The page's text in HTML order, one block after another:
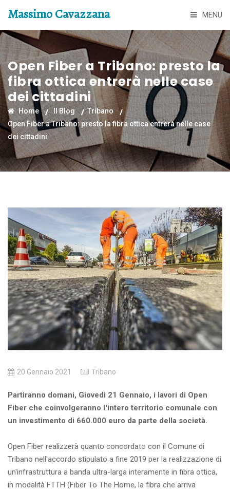
Massimo Cavazzana MENU
Open Fiber a Tribano: presto la
fibra ottica entrerà nelle case
dei cittadini
Home Il Blog
Tribano
Open Fiber a Tribano: presto la fibra ottica entrerà nelle case
dei cittadini
20 Gennaio 2021 Tribano
Partiranno domani, Giovedì 21 Gennaio, i lavori di Open
Fiber che coinvolgeranno l'intero territorio comunale con
un investimento di 660.000 euro da parte della società.
Open Fiber realizzerà quanto concordato con il Comune di
Tribano nell'accordo stipulato a fine 2019 per la realizzazione di
un'infrastruttura a banda ultra-larga interamente in fibra ottica,
in modalità FTTH (Fiber To The Home, la fibra che arriva